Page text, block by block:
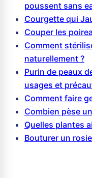
poussent sans
Courgette qui
Couper les
Comment
naturellement ?
Purin de peaux
usages et
Comment faire
Combien pèse
Quelles plantes
Bouturer un